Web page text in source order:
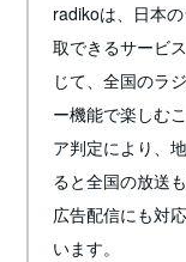
radikoは、日本
取できるサービ
じて、全国のラ
ー機能で楽しむ
ア判定により、
ると全国の放送
広告配信にも対
います。